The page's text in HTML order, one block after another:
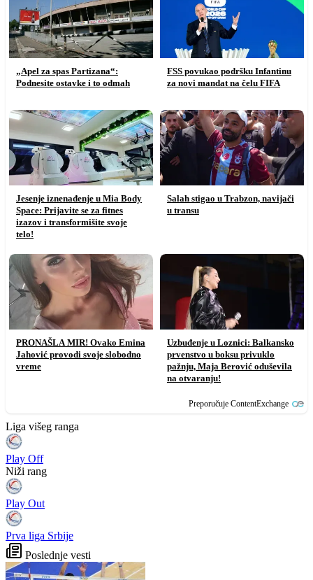
„Apel za spas Partizana“:
Podnesite ostavke i to odmah
FSS povukao podršku Infantinu
za novi mandat na čelu FIFA
Jesenje iznenađenje u Mia Body
Space: Prijavite se za fitnes
izazov i transformišite svoje
telo!
Salah stigao u Trabzon, navijači
u transu
PRONAŠLA MIR! Ovako Emina
Jahović provodi svoje slobodno
vreme
Uzbuđenje u Loznici: Balkansko
prvenstvo u boksu privuklo
pažnju, Maja Berović oduševila
na otvaranju!
Preporučuje ContentExchange
Liga višeg ranga
Play Off
Niži rang
Play Out
Prva liga Srbije
Poslednje vesti